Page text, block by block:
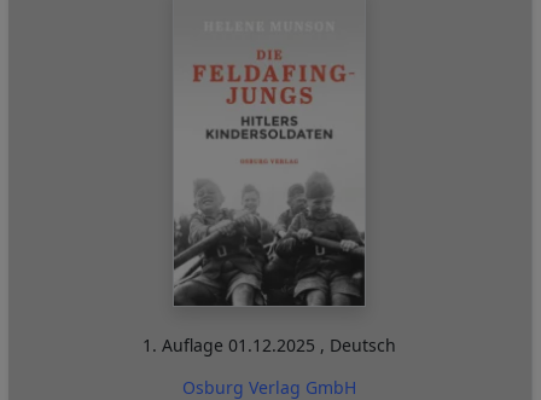
1. Auflage01.12.2025 , Deutsch
Osburg Verlag GmbH